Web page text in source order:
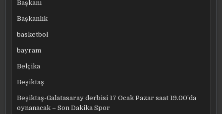
Başkanı
Başkanlık
basketbol
bayram
Belçika
Beşiktaş
Beşiktaş-Galatasaray derbisi 17 Ocak Pazar saat 19.00’da
oynanacak – Son Dakika Spor